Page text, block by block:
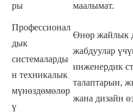
ры
маалымат.
Профессионал
дык
системаларды
н техникалык
мүнөздөмөлөр
ү
Өнөр жайлык
жабдуулар
инженердик
талаптарын,
жана дизайн